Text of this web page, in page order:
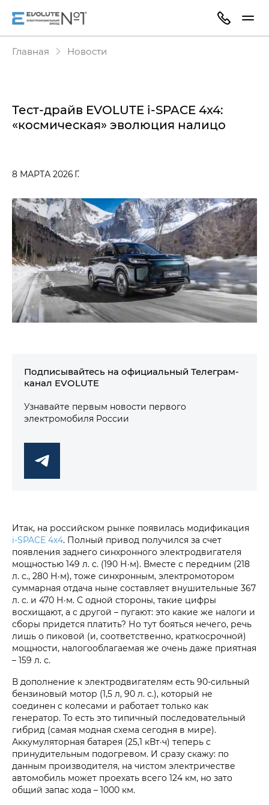
Главная Новости
Тест-драйв EVOLUTE i‑SPACE 4x4:
«космическая» эволюция налицо
8 МАРТА 2026 Г.
Подписывайтесь на официальный Телеграм-
канал EVOLUTE
Узнавайте первым новости первого
электромобиля России
Итак, на российском рынке появилась модификация
i‑SPACE 4х4. Полный привод получился за счет
появления заднего синхронного электродвигателя
мощностью 149 л. с. (190 Н·м). Вместе с передним (218
л. с., 280 Н·м), тоже синхронным, электромотором
суммарная отдача ныне составляет внушительные 367
л. с. и 470 Н·м. С одной стороны, такие цифры
восхищают, а с другой – пугают: это какие же налоги и
сборы придется платить? Но тут бояться нечего, речь
лишь о пиковой (и, соответственно, краткосрочной)
мощности, налогооблагаемая же очень даже приятная
– 159 л. с.
В дополнение к электродвигателям есть 90-сильный
бензиновый мотор (1,5 л, 90 л. с.), который не
соединен с колесами и работает только как
генератор. То есть это типичный последовательный
гибрид (самая модная схема сегодня в мире).
Аккумуляторная батарея (25,1 кВт·ч) теперь с
принудительным подогревом. И сразу скажу: по
данным производителя, на чистом электричестве
автомобиль может проехать всего 124 км, но зато
общий запас хода – 1000 км.